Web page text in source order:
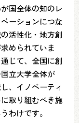
国全体の知のレ
ーションにつな
活性化・地方創
められていま
じて、全国に創
立大学全体が
、イノベーティ
取り組むべき施
わけです。